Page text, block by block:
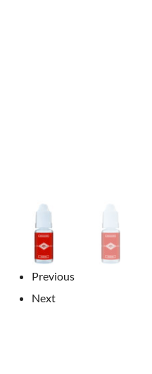
Previous
Next